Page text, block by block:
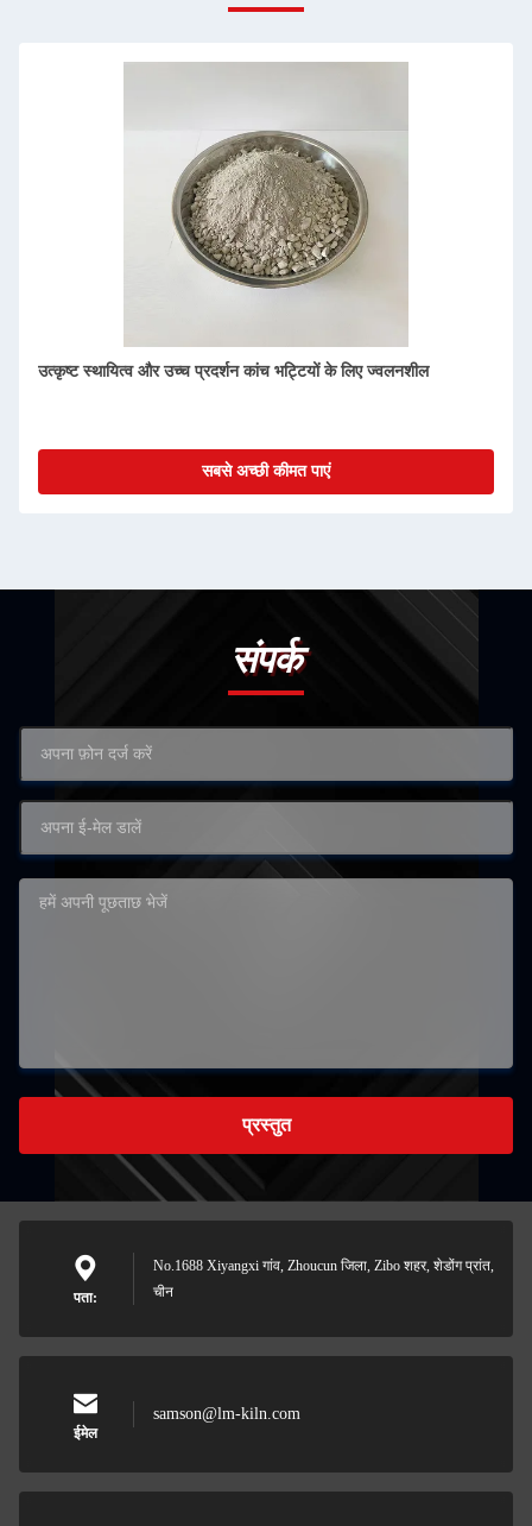
1
सबसे अच्छी कीमत पाएं
संपर्क
प्रस्तुत
पता:
No.1688 Xiyangxi गांव, Zhoucun जिला, Zibo शहर, शेडोंग प्रांत,
चीन
ईमेल
samson@lm-kiln.com